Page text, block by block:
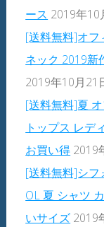
ース 2019年10
[送料無料]オフ
ネック 2019新
2019年10月21
[送料無料]夏
トップス レデ
お買い得 2019
[送料無料]シフ
OL 夏 シャツ
いサイズ 2019